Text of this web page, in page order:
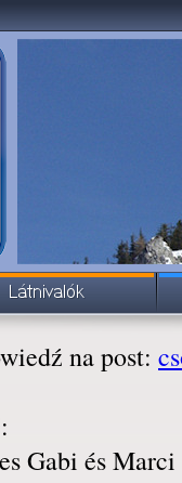
na post:
Gabi és